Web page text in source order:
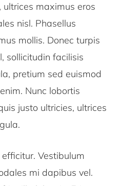
maximus eros
nisl. Phasellus
mollis. Donec turpis
sollicitudin facilisis
pretium sed euismod
Nunc lobortis
justo ultricies, ultrices
Vestibulum
mi dapibus vel.